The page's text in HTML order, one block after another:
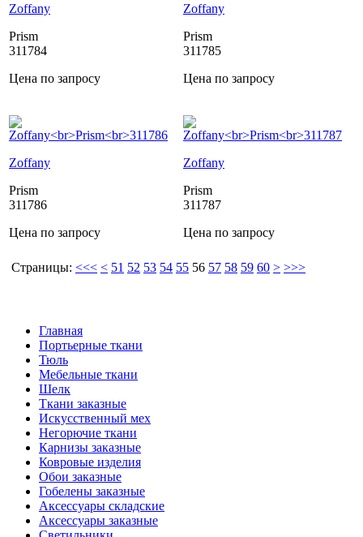
Zoffany
Prism
311784
Цена по запросу
Zoffany
Prism
311785
Цена по запросу
Zoffany
Prism
311786
Цена по запросу
Zoffany
Prism
311787
Цена по запросу
Страницы: <<< < 51 52 53 54 55 56 57 58 59 60 > >>>
Главная
Портьерные ткани
Тюль
Мебельные ткани
Шелк
Ткани заказные
Искусственный мех
Негорючие ткани
Карнизы заказные
Ковровые изделия
Обои заказные
Гобелены заказные
Аксессуары складские
Аксессуары заказные